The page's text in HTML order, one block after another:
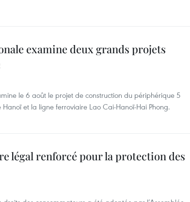
examine deux grands projets
le 6 août le projet de construction du périphérique 5
et la ligne ferroviaire Lao Cai-Hanoï-Hai Phong.
légal renforcé pour la protection des